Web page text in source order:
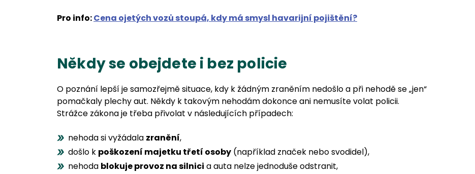
Pro info:Cena ojetých vozů stoupá, kdy má smysl havarijní pojištění?
Někdy se obejdete i bez policie
O poznání lepší je samozřejmě situace, kdy k žádným zraněním nedošlo a při nehodě se „jen“
pomačkaly plechy aut. Někdy k takovým nehodám dokonce ani nemusíte volat policii.
Strážce zákona je třeba přivolat v následujících případech:
nehoda si vyžádala zranění,
došlo k poškození majetku třetí osoby (například značek nebo svodidel),
nehoda blokuje provoz na silnici a auta nelze jednoduše odstranit,